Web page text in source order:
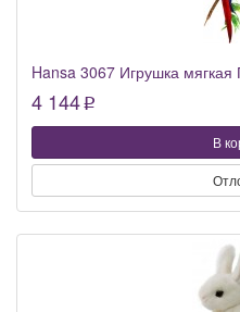
Hansa 3067 Игрушка
4 144p
В